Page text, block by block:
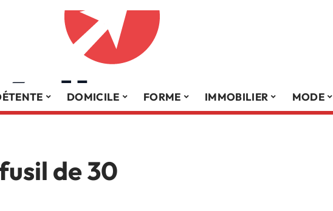
DOMICILE FORME IMMOBILIER MODE
de 30